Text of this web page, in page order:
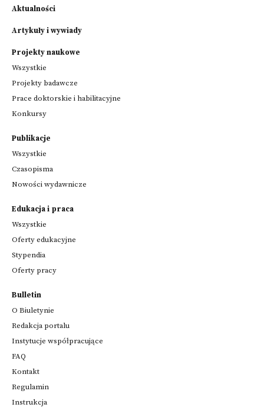
Aktualności
Artykuły i wywiady
Projekty naukowe
Wszystkie
Projekty badawcze
Prace doktorskie i habilitacyjne
Konkursy
Publikacje
Wszystkie
Czasopisma
Nowości wydawnicze
Edukacja i praca
Wszystkie
Oferty edukacyjne
Stypendia
Oferty pracy
Bulletin
O Biuletynie
Redakcja portalu
Instytucje współpracujące
FAQ
Kontakt
Regulamin
Instrukcja